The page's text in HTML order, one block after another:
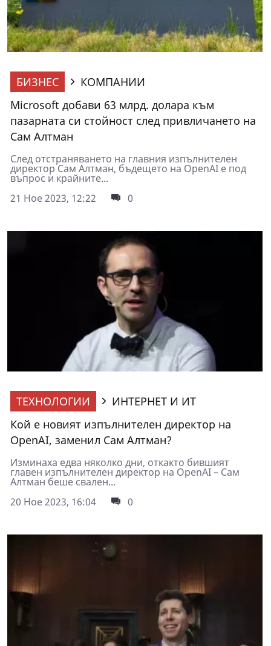
БИЗНЕС
КОМПАНИИ
Microsoft добави 63 млрд. долара към
пазарната си стойност след привличането на
Сам Алтман
След отстраняването на главния изпълнителен
директор Сам Алтман, бъдещето на OpenAI е под
въпрос и крайните...
21 Ное 2023, 12:22
0
ТЕХНОЛОГИИ
ИНТЕРНЕТ И ИТ
Кой е новият изпълнителен директор на
OpenAI, заменил Сам Aлтман?
Изминаха едва няколко дни, откакто бившият
главен изпълнителен директор на OpenAI – Сам
Алтман беше свален...
20 Ное 2023, 16:04
0